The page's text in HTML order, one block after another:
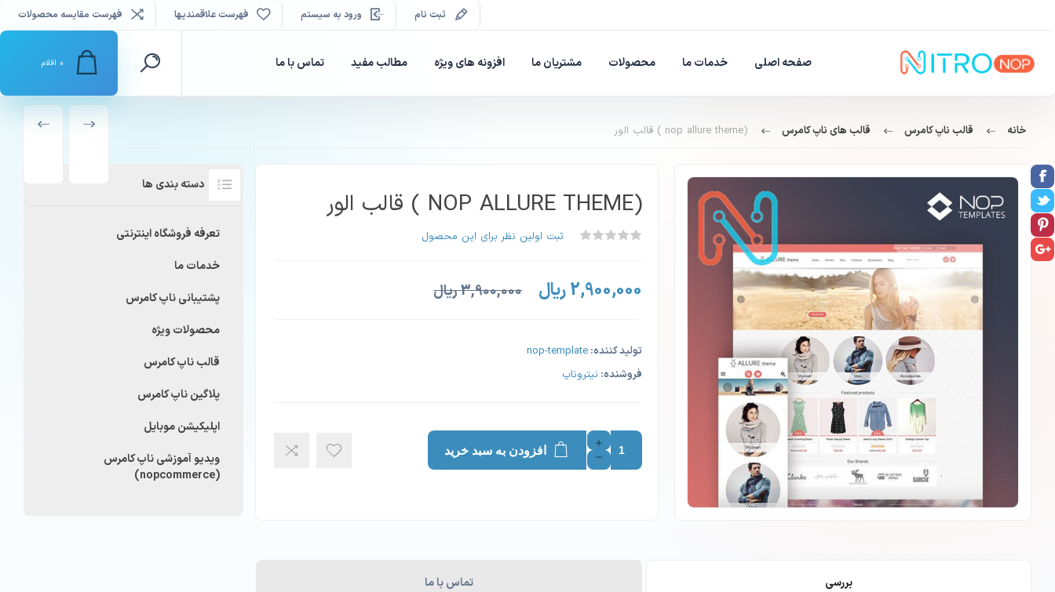
ثبت نام ورود به سیستم فهرست علاقمندیها فهرست مقایسه محصولات
صفحه اصلی خدمات ما محصولات مشتریان ما افزونه های ویژه مطالب مفید تماس با ما 0 اقلام
خانه قالب ناپ کامرس قالب های ناپ کامرس (nop allure theme ) قالب الور محصولمحصول
(NOP ALLURE THEME ) قالب الور
ثبت اولین نظر برای این محصول
2,900,000 ریال 3,900,000 ریال
تولید کننده: nop-template
فروشنده: نیتروناپ
افزودن به سبد خرید
بررسی تماس با ما
دسته بندی ها
تعرفه فروشگاه اینترنتی
خدمات ما
پشتیبانی ناپ کامرس
محصولات ویژه
قالب ناپ کامرس
پلاگین ناپ کامرس
اپلیکیشن موبایل
ویدیو آموزشی ناپ کامرس
(nopcommerce)